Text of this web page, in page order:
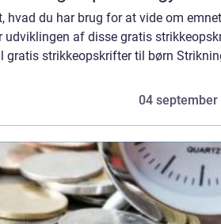
hvad du har brug for at vide om
udviklingen af disse gratis
gratis strikkeopskrifter til børn
04 september